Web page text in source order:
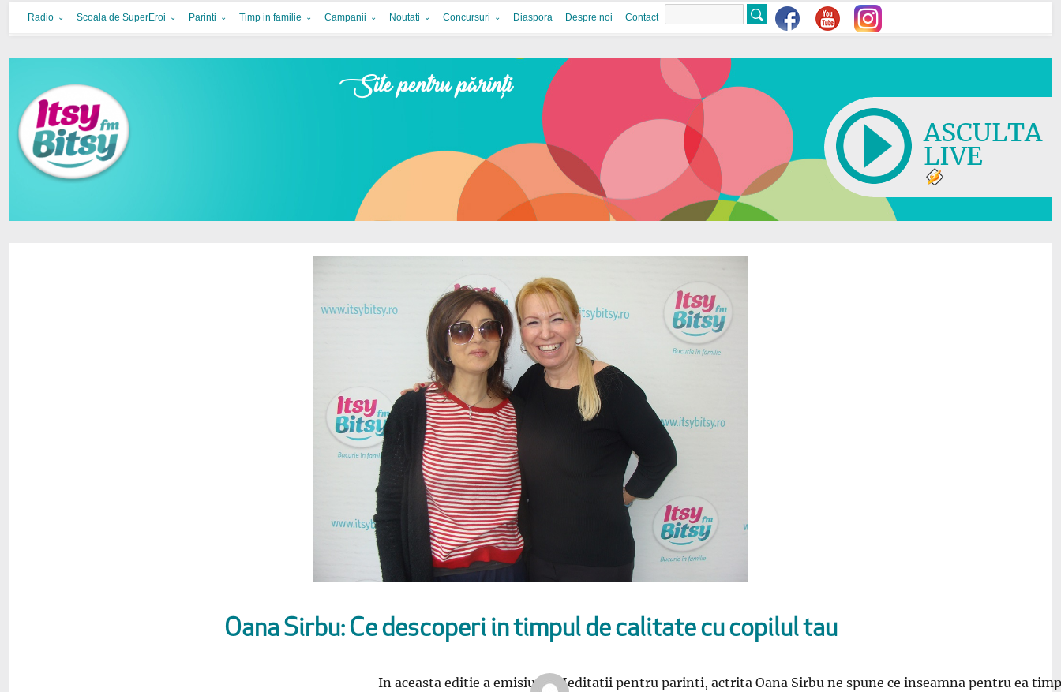
Itsy Bitsy
bucurie in familie
Radio Scoala de SuperEroi Parinti Timp in familie Campanii Noutati Concursuri Diaspora Despre noi Contact
ASCULTA
LIVE
Oana Sirbu: Ce descoperi in timpul de calitate cu copilul tau
In aceasta editie a emisiunii Meditatii pentru parinti, actrita Oana Sirbu ne spune ce inseamna pentru ea